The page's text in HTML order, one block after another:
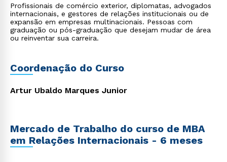
Profissionais de comércio exterior, diplomatas, advogados
internacionais, e gestores de relações institucionais ou de
expansão em empresas multinacionais. Pessoas com
graduação ou pós-graduação que desejam mudar de área
ou reinventar sua carreira.
Coordenação do Curso
Artur Ubaldo Marques Junior
Mercado de Trabalho do curso de MBA
em Relações Internacionais - 6 meses